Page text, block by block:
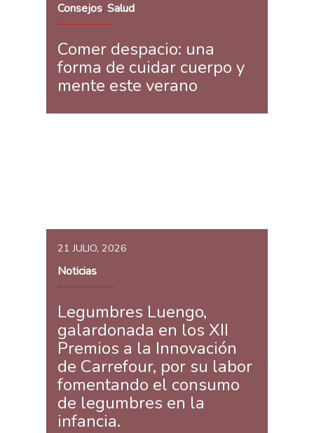
Consejos, Salud
Comer despacio: una
forma de cuidar cuerpo y
mente este verano
21 JULIO, 2026
Noticias
Legumbres Luengo,
galardonada en los XII
Premios a la Innovación
de Carrefour, por su labor
fomentando el consumo
de legumbres en la
infancia.